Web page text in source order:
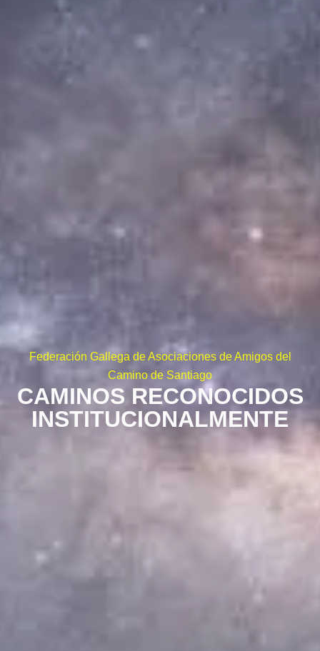
Federación Gallega de Asociaciones de Amigos del
Camino de Santiago
CAMINOS RECONOCIDOS
INSTITUCIONALMENTE